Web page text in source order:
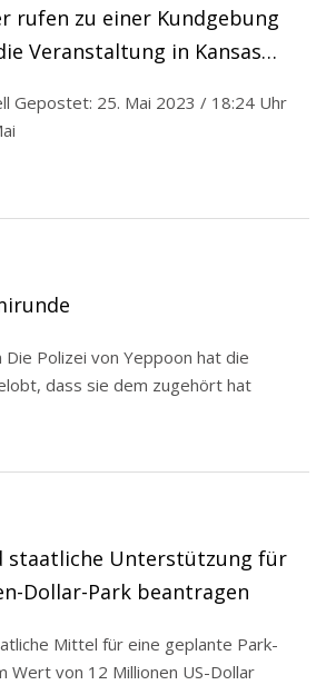
rufen zu einer Kundgebung
Veranstaltung in Kansas
Gepostet: 25. Mai 2023 / 18:24 Uhr
Die Polizei von Yeppoon hat die
dass sie dem zugehört hat
staatliche Unterstützung für
Dollar-Park beantragen
Mittel für eine geplante Park-
Wert von 12 Millionen US-Dollar